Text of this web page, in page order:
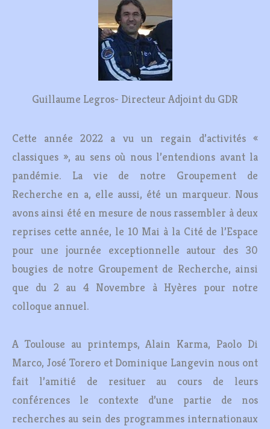
Guillaume Legros- Directeur Adjoint du GDR
Cette année 2022 a vu un regain d’activités «
classiques », au sens où nous l’entendions avant la
pandémie. La vie de notre Groupement de
Recherche en a, elle aussi, été un marqueur. Nous
avons ainsi été en mesure de nous rassembler à deux
reprises cette année, le 10 Mai à la Cité de l’Espace
pour une journée exceptionnelle autour des 30
bougies de notre Groupement de Recherche, ainsi
que du 2 au 4 Novembre à Hyères pour notre
colloque annuel.
A Toulouse au printemps, Alain Karma, Paolo Di
Marco, José Torero et Dominique Langevin nous ont
fait l’amitié de resituer au cours de leurs
conférences le contexte d’une partie de nos
recherches au sein des programmes internationaux